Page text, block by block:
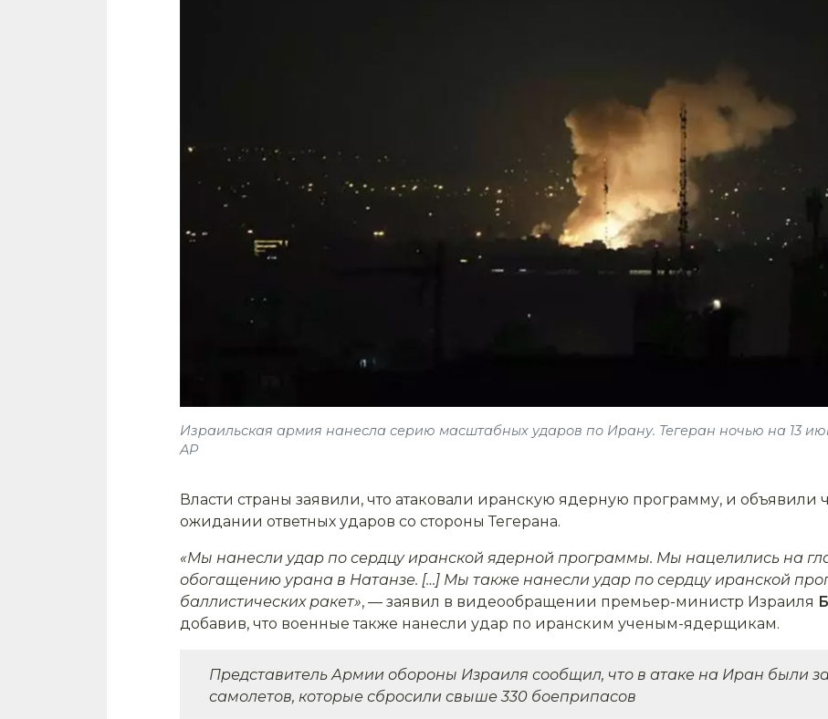
Израильская армия нанесла серию масштабных ударов по Ирану. Тегеран ночью на 13
AP
Власти страны заявили, что атаковали иранскую ядерную программу, и
ожидании ответных ударов со стороны Тегерана.
«Мы нанесли удар по сердцу иранской ядерной программы. Мы нацелились на
обогащению урана в Натанзе. […] Мы также нанесли удар по сердцу иранской
баллистических ракет», — заявил в видеообращении премьер-министр Израиля
добавив, что военные также нанесли удар по иранским ученым-ядерщикам.
Представитель Армии обороны Израиля сообщил, что в атаке на Иран были
самолетов, которые сбросили свыше 330 боеприпасов